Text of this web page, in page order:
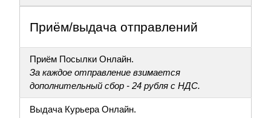
Приём/выдача отправлений
Приём Посылки Онлайн.
За каждое отправление взимается
дополнительный сбор - 24 рубля с НДС.
Выдача Курьера Онлайн.